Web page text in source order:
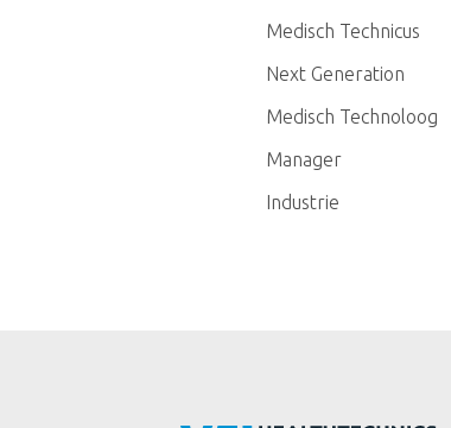
Medisch Technicus
Next Generation
Medisch Technoloog
Manager
Industrie